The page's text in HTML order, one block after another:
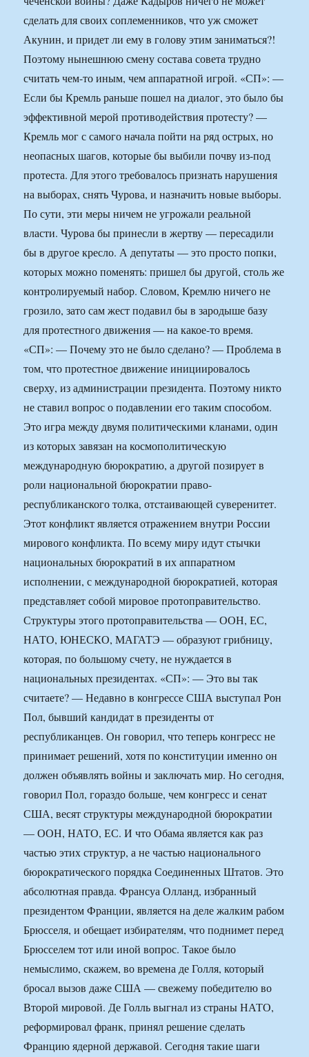
сделать для своих соплеменников, что уж сможет
Акунин, и придет ли ему в голову этим заниматься?!
Поэтому нынешнюю смену состава совета трудно
считать чем-то иным, чем аппаратной игрой. «СП»: —
Если бы Кремль раньше пошел на диалог, это было бы
эффективной мерой противодействия протесту? —
Кремль мог с самого начала пойти на ряд острых, но
неопасных шагов, которые бы выбили почву из-под
протеста. Для этого требовалось признать нарушения
на выборах, снять Чурова, и назначить новые выборы.
По сути, эти меры ничем не угрожали реальной
власти. Чурова бы принесли в жертву — пересадили
бы в другое кресло. А депутаты — это просто попки,
которых можно поменять: пришел бы другой, столь же
контролируемый набор. Словом, Кремлю ничего не
грозило, зато сам жест подавил бы в зародыше базу
для протестного движения — на какое-то время.
«СП»: — Почему это не было сделано? — Проблема в
том, что протестное движение инициировалось
сверху, из администрации президента. Поэтому никто
не ставил вопрос о подавлении его таким способом.
Это игра между двумя политическими кланами, один
из которых завязан на космополитическую
международную бюрократию, а другой позирует в
роли национальной бюрократии право-
республиканского толка, отстаивающей суверенитет.
Этот конфликт является отражением внутри России
мирового конфликта. По всему миру идут стычки
национальных бюрократий в их аппаратном
исполнении, с международной бюрократией, которая
представляет собой мировое протоправительство.
Структуры этого протоправительства — ООН, ЕС,
НАТО, ЮНЕСКО, МАГАТЭ — образуют грибницу,
которая, по большому счету, не нуждается в
национальных президентах. «СП»: — Это вы так
считаете? — Недавно в конгрессе США выступал Рон
Пол, бывший кандидат в президенты от
республиканцев. Он говорил, что теперь конгресс не
принимает решений, хотя по конституции именно он
должен объявлять войны и заключать мир. Но сегодня,
говорил Пол, гораздо больше, чем конгресс и сенат
США, весят структуры международной бюрократии
— ООН, НАТО, ЕС. И что Обама является как раз
частью этих структур, а не частью национального
бюрократического порядка Соединенных Штатов. Это
абсолютная правда. Франсуа Олланд, избранный
президентом Франции, является на деле жалким рабом
Брюсселя, и обещает избирателям, что поднимет перед
Брюсселем тот или иной вопрос. Такое было
немыслимо, скажем, во времена де Голля, который
бросал вызов даже США — свежему победителю во
Второй мировой. Де Голль выгнал из страны НАТО,
реформировал франк, принял решение сделать
Францию ядерной державой. Сегодня такие шаги